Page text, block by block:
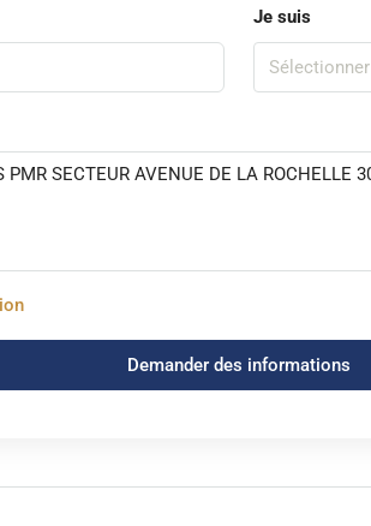
Je suis
Sélectionner
Demander des informations